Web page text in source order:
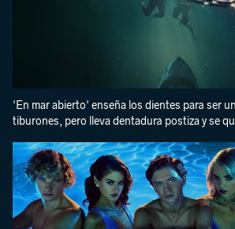
'En mar abierto' enseña los dientes para ser
tiburones, pero lleva dentadura postiza y se